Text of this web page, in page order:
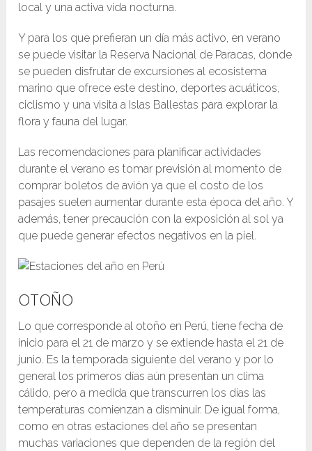
local y una activa vida nocturna.
Y para los que prefieran un día más activo, en verano
se puede visitar la Reserva Nacional de Paracas, donde
se pueden disfrutar de excursiones al ecosistema
marino que ofrece este destino, deportes acuáticos,
ciclismo y una visita a Islas Ballestas para explorar la
flora y fauna del lugar.
Las recomendaciones para planificar actividades
durante el verano es tomar previsión al momento de
comprar boletos de avión ya que el costo de los
pasajes suelen aumentar durante esta época del año. Y
además, tener precaución con la exposición al sol ya
que puede generar efectos negativos en la piel.
OTOÑO
Lo que corresponde al otoño en Perú, tiene fecha de
inicio para el 21 de marzo y se extiende hasta el 21 de
junio. Es la temporada siguiente del verano y por lo
general los primeros días aún presentan un clima
cálido, pero a medida que transcurren los días las
temperaturas comienzan a disminuir. De igual forma,
como en otras estaciones del año se presentan
muchas variaciones que dependen de la región del